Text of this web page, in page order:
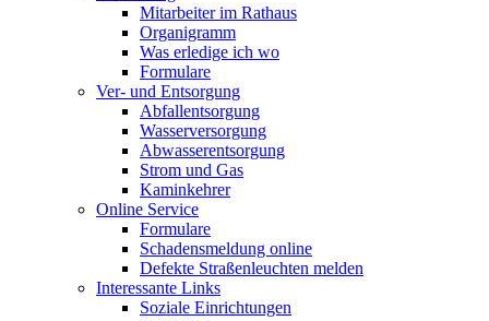
Mitarbeiter im Rathaus
Organigramm
Was erledige ich wo
Formulare
Ver- und Entsorgung
Abfallentsorgung
Wasserversorgung
Abwasserentsorgung
Strom und Gas
Kaminkehrer
Online Service
Formulare
Schadensmeldung online
Defekte Straßenleuchten melden
Interessante Links
Soziale Einrichtungen